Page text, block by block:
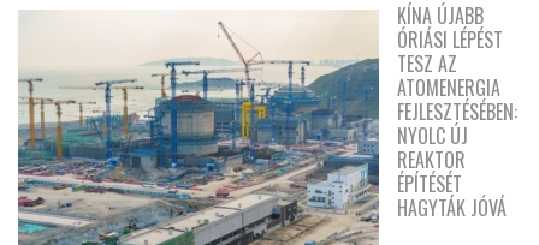
KÍNA ÚJABB
ÓRIÁSI LÉPÉST
TESZ AZ
ATOMENERGIA
FEJLESZTÉSÉBEN:
NYOLC ÚJ
REAKTOR
ÉPÍTÉSÉT
HAGYTÁK JÓVÁ